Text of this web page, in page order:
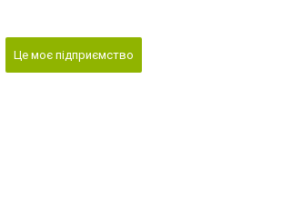
Це моє підприємство